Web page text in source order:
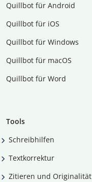
Quillbot für Android
Quillbot für iOS
Quillbot für Windows
Quillbot für macOS
Quillbot für Word
Tools
Schreibhilfen
Textkorrektur
Zitieren und Originalität